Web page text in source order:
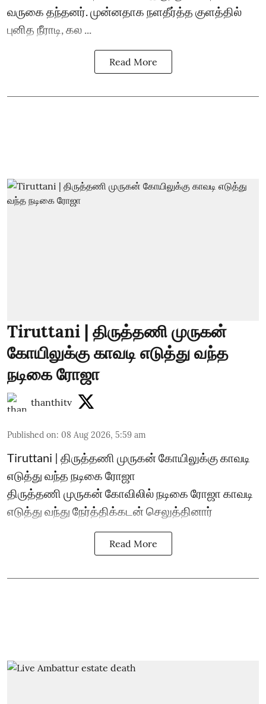
வருகை தந்தனர். முன்னதாக நளதீர்த்த குளத்தில்
புனித நீராடி, கல ...
Read More
Tiruttani | திருத்தணி முருகன்
கோயிலுக்கு காவடி எடுத்து வந்த
நடிகை ரோஜா
thanthitv
Published on: 08 Aug 2026, 5:59 am
Tiruttani | திருத்தணி முருகன் கோயிலுக்கு காவடி
எடுத்து வந்த நடிகை ரோஜா
திருத்தணி முருகன் கோவிலில் நடிகை ரோஜா காவடி
எடுத்து வந்து நேர்த்திக்கடன் செலுத்தினார்
Read More